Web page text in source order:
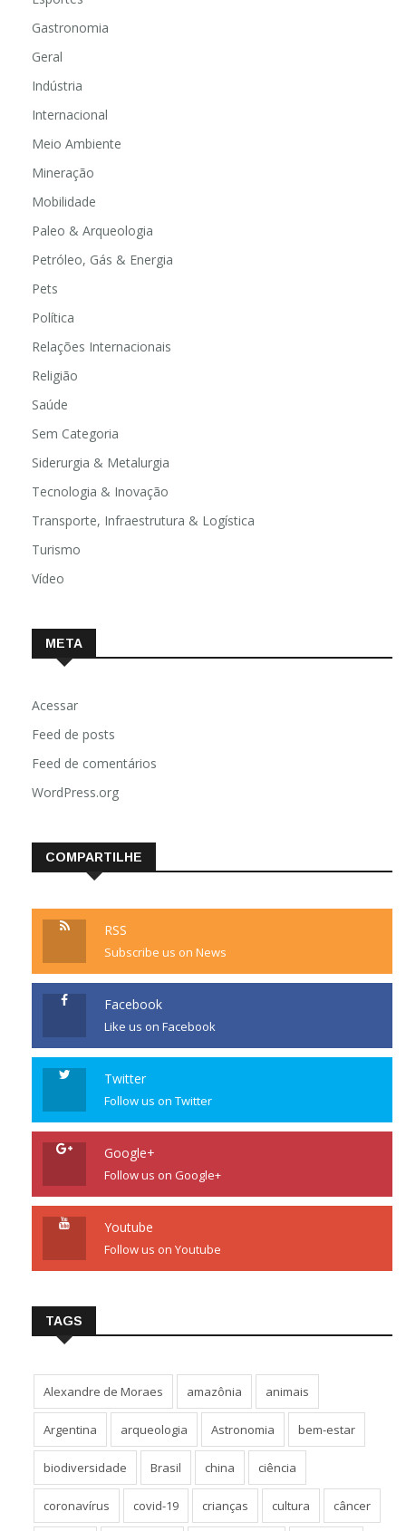
Gastronomia
Geral
Indústria
Internacional
Meio Ambiente
Mineração
Mobilidade
Paleo & Arqueologia
Petróleo, Gás & Energia
Pets
Política
Relações Internacionais
Religião
Saúde
Sem Categoria
Siderurgia & Metalurgia
Tecnologia & Inovação
Transporte, Infraestrutura & Logística
Turismo
Vídeo
META
Acessar
Feed de posts
Feed de comentários
WordPress.org
COMPARTILHE
RSS
Subscribe us on News
Facebook
Like us on Facebook
Twitter
Follow us on Twitter
Google+
Follow us on Google+
Youtube
Follow us on Youtube
TAGS
Alexandre de Moraes amazônia animais
Argentina arqueologia Astronomia bem-estar
biodiversidade Brasil china ciência
coronavírus covid-19 crianças cultura câncer